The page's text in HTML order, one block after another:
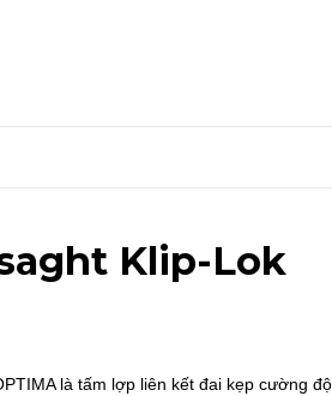
Klip-Lok
là tấm lợp liên kết đai kẹp cường